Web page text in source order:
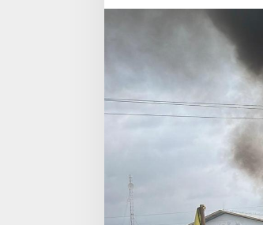
nilai
direktur
utama
gagal
total